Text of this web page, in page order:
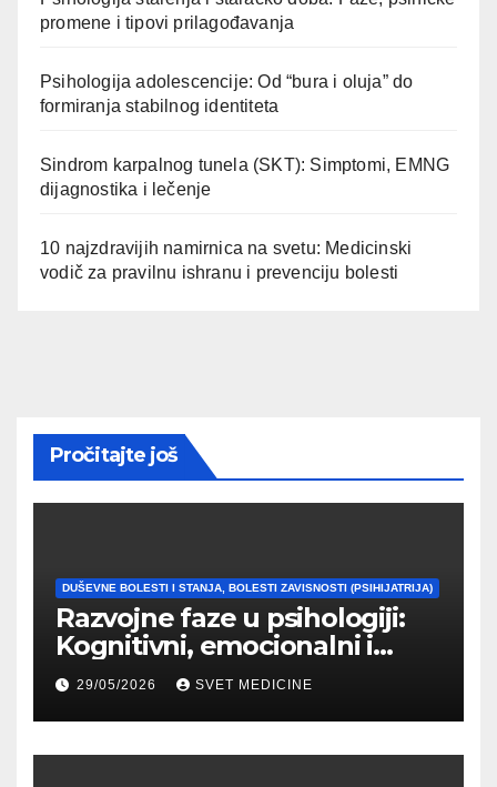
promene i tipovi prilagođavanja
Psihologija adolescencije: Od “bura i oluja” do
formiranja stabilnog identiteta
Sindrom karpalnog tunela (SKT): Simptomi, EMNG
dijagnostika i lečenje
10 najzdravijih namirnica na svetu: Medicinski
vodič za pravilnu ishranu i prevenciju bolesti
Pročitajte još
DUŠEVNE BOLESTI I STANJA, BOLESTI ZAVISNOSTI (PSIHIJATRIJA)
Razvojne faze u psihologiji:
Kognitivni, emocionalni i
moralni razvoj čoveka
29/05/2026 SVET MEDICINE